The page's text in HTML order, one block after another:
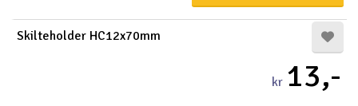
Skilteholder HC12x70mm
kr 13,-